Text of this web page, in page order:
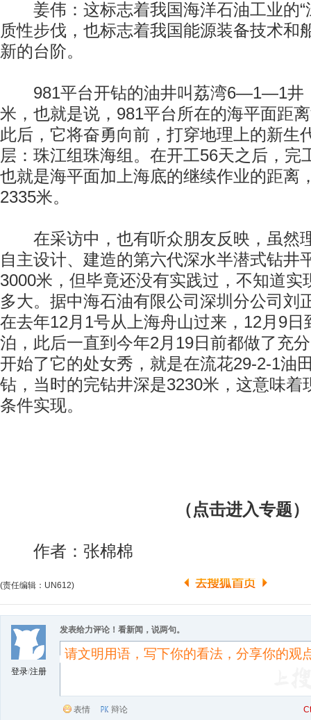
姜伟：这标志着我国海洋石油工业的“
质性步伐，也标志着我国能源装备技术和
新的台阶。
981平台开钻的油井叫荔湾6—1—1井
米，也就是说，981平台所在的海平面距
此后，它将奋勇向前，打穿地理上的新生
层：珠江组珠海组。在开工56天之后，完
也就是海平面加上海底的继续作业的距离
2335米。
在采访中，也有听众朋友反映，虽然
自主设计、建造的第六代深水半潜式钻井
3000米，但毕竟还没有实践过，不知道实
多大。据中海石油有限公司深圳分公司刘
在去年12月1号从上海舟山过来，12月9日
泊，此后一直到今年2月19日前都做了充
开始了它的处女秀，就是在流花29-2-1油
钻，当时的完钻井深是3230米，这意味着
条件实现。
（点击进入专题）
作者：张棉棉
(责任编辑：UN612)
登录/注册
发表给力评论！看新闻，说两句。
表情 辩论